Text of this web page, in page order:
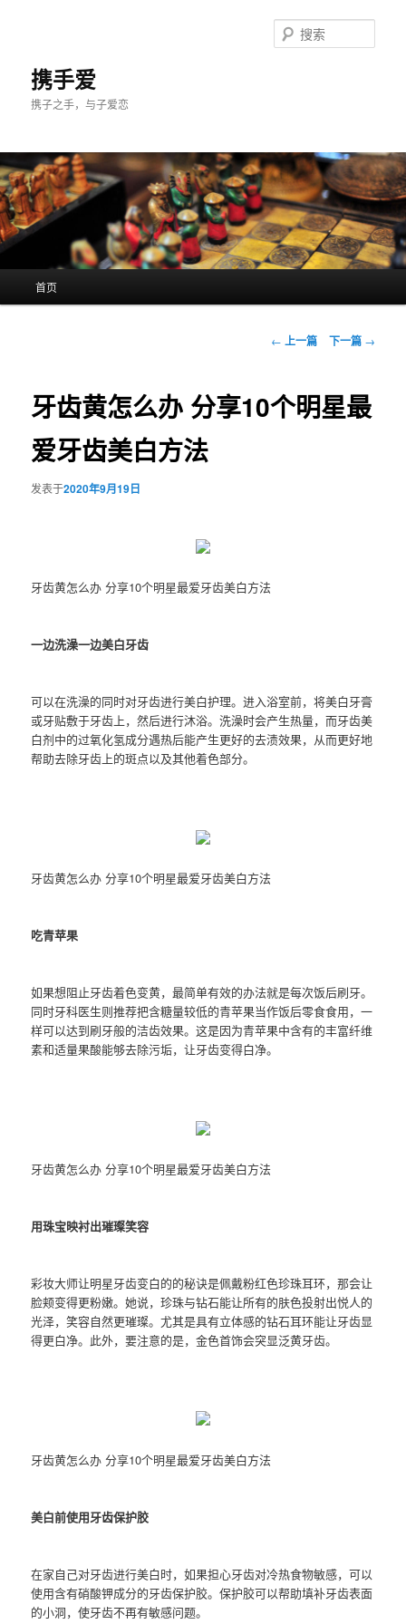
携手爱
携子之手，与子爱恋
索
首页
文
航
← 上一篇 下一篇 →
牙齿黄怎么办 分享10个明星最
爱牙齿美白方法
发表于2020年9月19日
牙齿黄怎么办 分享10个明星最爱牙齿美白方法
一边洗澡一边美白牙齿
可以在洗澡的同时对牙齿进行美白护理。进入浴室前，将美白牙膏
或牙贴敷于牙齿上，然后进行沐浴。洗澡时会产生热量，而牙齿美
白剂中的过氧化氢成分遇热后能产生更好的去渍效果，从而更好地
帮助去除牙齿上的斑点以及其他着色部分。
牙齿黄怎么办 分享10个明星最爱牙齿美白方法
吃青苹果
如果想阻止牙齿着色变黄，最简单有效的办法就是每次饭后刷牙。
同时牙科医生则推荐把含糖量较低的青苹果当作饭后零食食用，一
样可以达到刷牙般的洁齿效果。这是因为青苹果中含有的丰富纤维
素和适量果酸能够去除污垢，让牙齿变得白净。
牙齿黄怎么办 分享10个明星最爱牙齿美白方法
用珠宝映衬出璀璨笑容
彩妆大师让明星牙齿变白的的秘诀是佩戴粉红色珍珠耳环，那会让
脸颊变得更粉嫩。她说，珍珠与钻石能让所有的肤色投射出悦人的
光泽，笑容自然更璀璨。尤其是具有立体感的钻石耳环能让牙齿显
得更白净。此外，要注意的是，金色首饰会突显泛黄牙齿。
牙齿黄怎么办 分享10个明星最爱牙齿美白方法
美白前使用牙齿保护胶
在家自己对牙齿进行美白时，如果担心牙齿对冷热食物敏感，可以
使用含有硝酸钾成分的牙齿保护胶。保护胶可以帮助填补牙齿表面
的小洞，使牙齿不再有敏感问题。